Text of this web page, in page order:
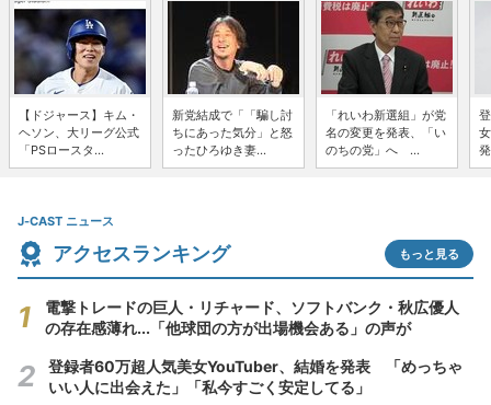
【ドジャース】キム・
ヘソン、大リーグ公式
「PSロースタ...
新党結成で「「騙し討
ちにあった気分」と怒
ったひろゆき妻...
「れいわ新選組」が党
名の変更を発表、「い
のちの党」へ ...
J-CAST ニュース
アクセスランキング もっと見る
電撃トレードの巨人・リチャード、ソフトバンク・秋広優人
の存在感薄れ...「他球団の方が出場機会ある」の声が
登録者60万超人気美女YouTuber、結婚を発表 「めっちゃ
いい人に出会えた」「私今すごく安定してる」